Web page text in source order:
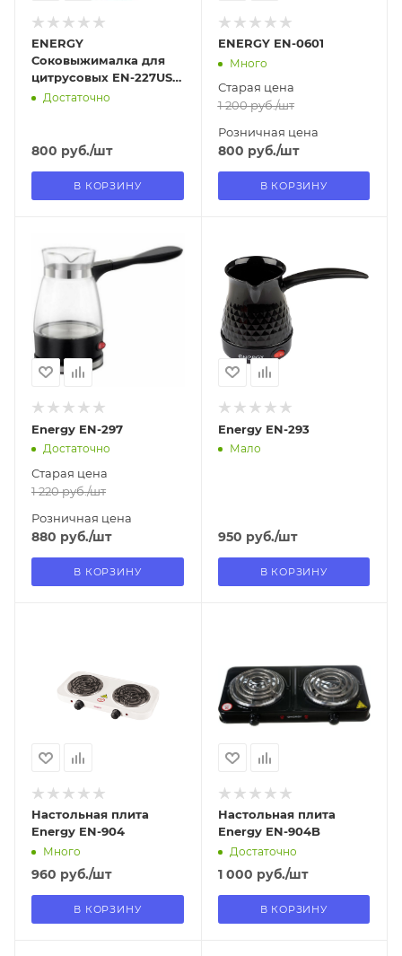
ENERGY
Соковыжималка для
цитрусовых EN-227USB
(109286)
Достаточно
800 руб./шт
В КОРЗИНУ
ENERGY EN-0601
Много
Старая цена
1 200руб./шт
Розничная цена
800 руб./шт
В КОРЗИНУ
11.08.2026
В наличии в пункте
самовывоза
Нет
Energy EN-297
Достаточно
Старая цена
1 220руб./шт
Розничная цена
880 руб./шт
В КОРЗИНУ
11.08.2026
В наличии в пункте
самовывоза
Нет
Energy EN-293
Мало
950 руб./шт
В КОРЗИНУ
В наличии в пункте
самовывоза
Настольная плита
Energy EN-904
Много
960 руб./шт
В КОРЗИНУ
В наличии в пункте
самовывоза
Нет
Настольная плита
Energy EN-904B
Достаточно
1 000 руб./шт
В КОРЗИНУ